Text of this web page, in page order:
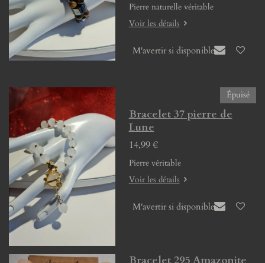
Pierre naturelle véritable
Voir les détails
M'avertir si disponible
Épuisé
Bracelet 37 pierre de
Lune
14,99 €
Pierre véritable
Voir les détails
M'avertir si disponible